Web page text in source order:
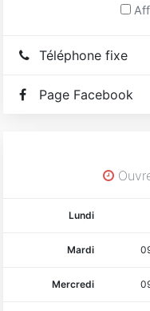
Téléphone fixe
Page Facebook
Lundi
Mardi
Mercredi